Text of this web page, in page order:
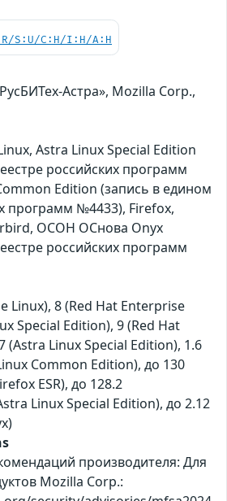
S:U/C:H/I:H/A:H
Астра», Mozilla Corp.,
Astra Linux Special Edition
российских программ
Edition (запись в едином
программ №4433), Firefox,
ОСОН ОСнова Оnyx
российских программ
Linux), 8 (Red Hat Enterprise
Special Edition), 9 (Red Hat
(Astra Linux Special Edition), 1.6
Common Edition), до 130
ESR), до 128.2
Linux Special Edition), до 2.12
производителя: Для
Mozilla Corp.: